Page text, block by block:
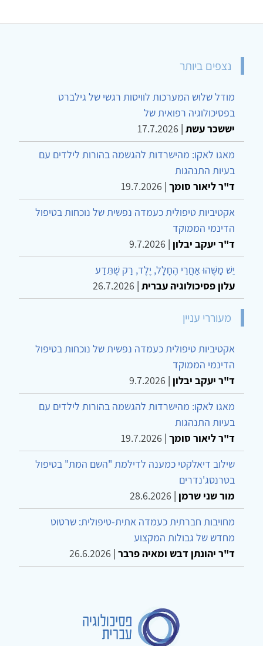
נצפים ביותר
מודל שלוש המערכות לוויסות רגשי של גילברט
בפסיכולוגיה רפואית של
יששכר עשת |
17.7.2026
מאגו לאקו: מהישרדות להגשמה בהורות לילדים עם
בעיות התנהגות
ד"ר ליאור סומך |
19.7.2026
אקטיביות טיפולית כעמדה נפשית של נוכחות בטיפול
הדינמי הממוקד
ד"ר יעקב יבלון |
9.7.2026
יֵשׁ מַשֶּׁהוּ אַחֲרֵי הֶחָלָל, יֶלֶד, רַק שֶׁתֵּדַע
עלון פסיכולוגיה עברית |
26.7.2026
מעוררי עניין
אקטיביות טיפולית כעמדה נפשית של נוכחות בטיפול
הדינמי הממוקד
ד"ר יעקב יבלון |
9.7.2026
מאגו לאקו: מהישרדות להגשמה בהורות לילדים עם
בעיות התנהגות
ד"ר ליאור סומך |
19.7.2026
שילוב דיאלקטי כמענה לדילמת "השם המת" בטיפול
בטרנסג'נדרים
מור שני שרמן |
28.6.2026
מחויבות חברתית כעמדה אתית-טיפולית: שרטוט
מחדש של גבולות המקצוע
ד"ר יהונתן דבש ומאיה פרבר |
26.6.2026